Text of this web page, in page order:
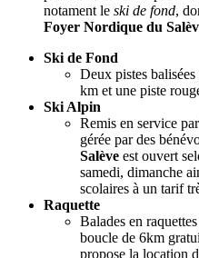
notament le ski de fond,
Foyer Nordique du
Ski de Fond
Deux pistes
km et une piste
Ski Alpin
Remis en service
gérée par des
Salève est ouvert
samedi, dimanche
scolaires à un tarif
Raquette
Balades en
boucle de 6km
propose la location